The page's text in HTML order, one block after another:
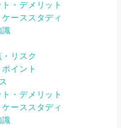
ト・デメリット
ーススタディ
識
リスク
イント
ト・デメリット
ーススタディ
識